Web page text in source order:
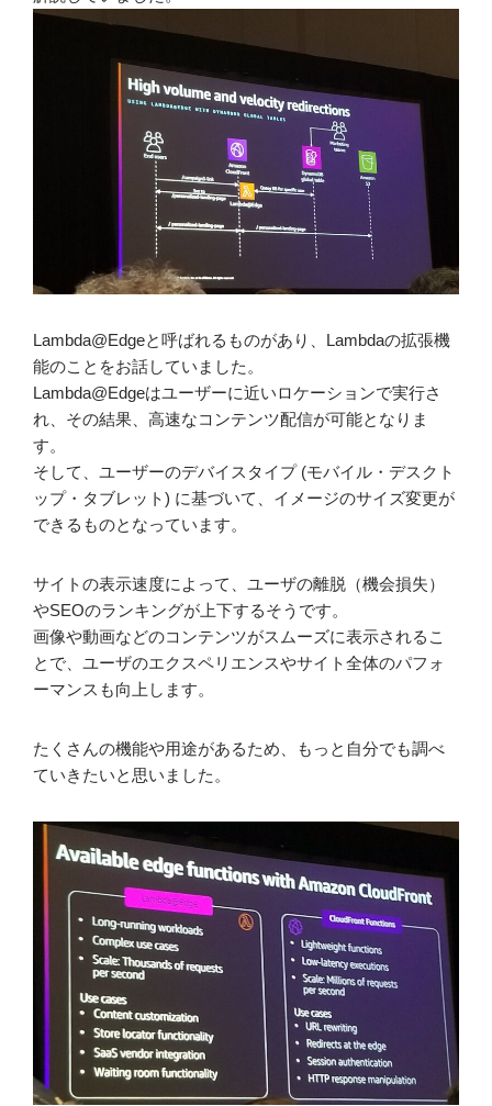
Lambda@Edgeと呼ばれるものがあり、Lambdaの拡張機
能のことをお話していました。
Lambda@Edgeはユーザーに近いロケーションで実行さ
れ、その結果、高速なコンテンツ配信が可能となりま
す。
そして、ユーザーのデバイスタイプ (モバイル・デスクト
ップ・タブレット) に基づいて、イメージのサイズ変更が
できるものとなっています。
サイトの表示速度によって、ユーザの離脱（機会損失）
やSEOのランキングが上下するそうです。
画像や動画などのコンテンツがスムーズに表示されるこ
とで、ユーザのエクスペリエンスやサイト全体のパフォ
ーマンスも向上します。
たくさんの機能や用途があるため、もっと自分でも調べ
ていきたいと思いました。